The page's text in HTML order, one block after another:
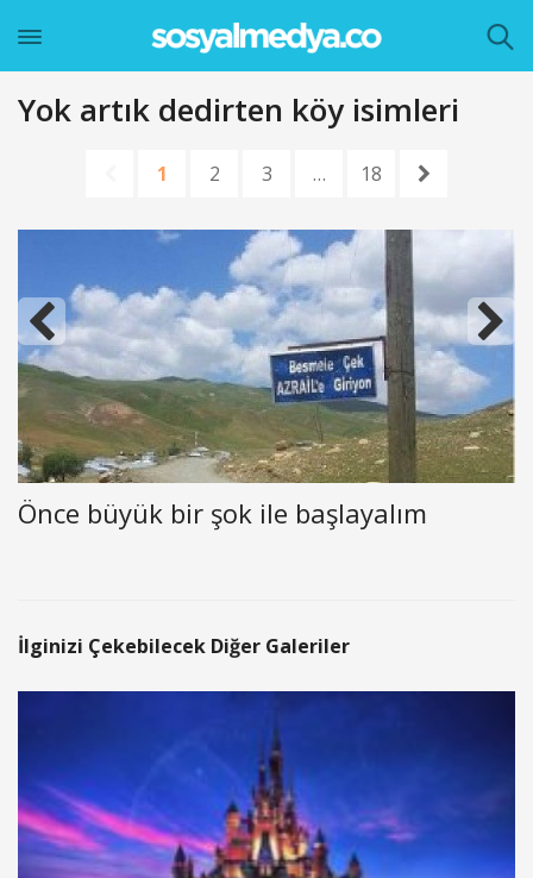
Yok artık dedirten köy isimleri
1 2 3 … 18
Önce büyük bir şok ile başlayalım
İlginizi Çekebilecek Diğer Galeriler